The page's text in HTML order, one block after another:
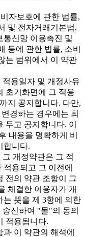
자보호에 관한 법률,
및 전자거래기본법,
통신망 이용촉진 및
등에 관한 법률, 소비
는 범위에서 이 약관
용일자 및 개정사유
초기화면에 그 적용
지 공지합니다. 다만,
경하는 경우에는 최
두고 공지합니다. 이
내용을 명확하게 비
합니다.
개정약관은 그 적
용되고 그 이전에
전의 약관 조항이 그
체결한 이용자가 개
는 뜻을 제 3항에 의한
신하여 "몰"의 동의
적용됩니다.
이 약관의 해석에